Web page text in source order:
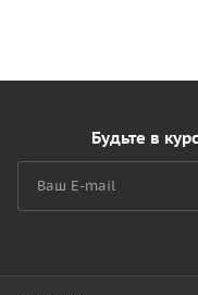
Будьте в